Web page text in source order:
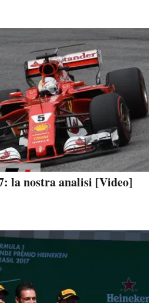
la nostra analisi [Video]